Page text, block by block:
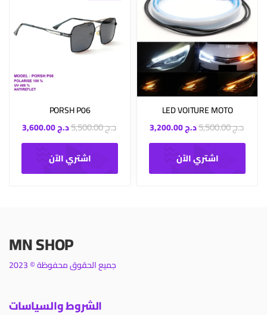
PORSH P06
د.ج3,600.00 د.ج5,500.00
اشتري الآن
LED VOITURE MOTO
د.ج3,200.00 د.ج5,500.00
اشتري الآن
MN SHOP
جميع الحقوق محفوظة © 2023
الشروط والسياسات